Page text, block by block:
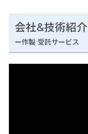
会社&技術紹介
ー作製 受託サービス